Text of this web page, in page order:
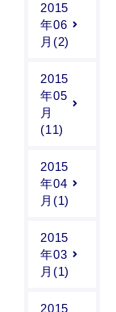
2015
年06
月(2)
2015
年05
月
(11)
2015
年04
月(1)
2015
年03
月(1)
2015